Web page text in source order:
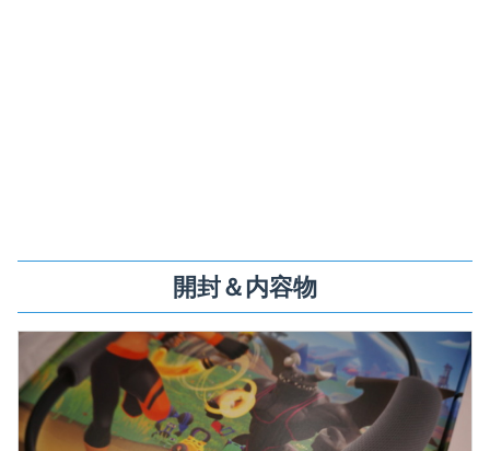
開封＆内容物